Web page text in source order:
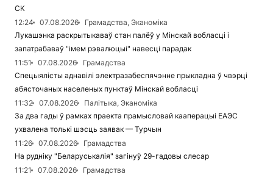
СК
12:24
07.08.2026
Грамадства, Эканоміка
Лукашэнка раскрытыкаваў стан палёў у Мінскай вобласці і
запатрабаваў "імем рэвалюцыі" навесці парадак
11:51
07.08.2026
Грамадства
Спецыялісты аднавілі электразабеспячэнне прыкладна ў чвэрці
абясточаных населеных пунктаў Мінскай вобласці
11:32
07.08.2026
Палітыка, Эканоміка
За два гады ў рамках праекта прамысловай кааперацыі ЕАЭС
ухвалена толькі шэсць заявак — Турчын
11:26
07.08.2026
Грамадства
На рудніку "Беларуськалія" загінуў 29-гадовы слесар
11:21
07.08.2026
Грамадства